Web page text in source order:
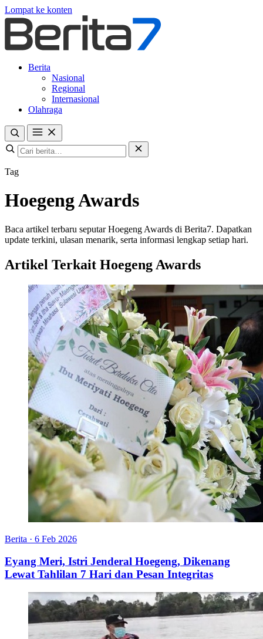
Lompat ke konten
Berita
Nasional
Regional
Internasional
Olahraga
Tag
Hoegeng Awards
Baca artikel terbaru seputar Hoegeng Awards di Berita7. Dapatkan
update terkini, ulasan menarik, serta informasi lengkap setiap hari.
Artikel Terkait Hoegeng Awards
Berita · 6 Feb 2026
Eyang Meri, Istri Jenderal Hoegeng, Dikenang
Lewat Tahlilan 7 Hari dan Pesan Integritas